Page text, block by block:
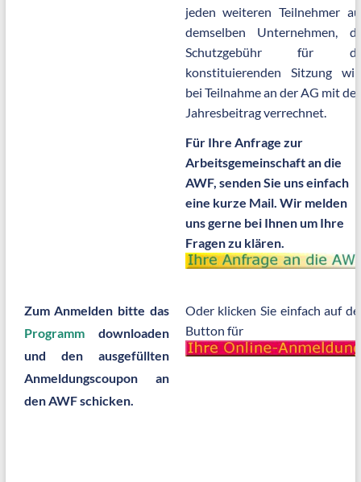
jeden weiteren Teilnehmer
demselben Unternehmen,
Schutzgebühr für
konstituierenden Sitzung
bei Teilnahme an der AG mit
Jahresbeitrag verrechnet.
Für Ihre Anfrage zur
Arbeitsgemeinschaft an die
AWF, senden Sie uns einfach
eine kurze Mail. Wir melden
uns gerne bei Ihnen um Ihre
Fragen zu klären.
Zum Anmelden bitte das
Programm downloaden
und den ausgefüllten
Anmeldungscoupon an
den AWF schicken.
Oder klicken Sie einfach auf
Button für